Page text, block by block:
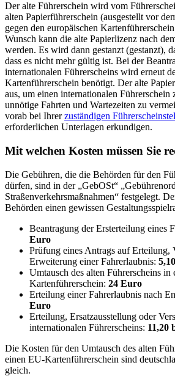
Der alte Führerschein wird vom
alten Papierführerschein (ausgestellt vor
gegen den europäischen
Wunsch kann die alte Papierlizenz nach
werden. Es wird dann gestanzt (gestanzt),
dass es nicht mehr gültig ist. Bei der
internationalen Führerscheins wird erneut
Kartenführerschein benötigt. Der alte
aus, um einen internationalen Führerschein
unnötige Fahrten und Wartezeiten zu
vorab bei Ihrerzuständigen
erforderlichen Unterlagen erkundigen.
Mit welchen Kosten müssen Sie
Die Gebühren, die die Behörden für den
dürfen, sind in der „GebOSt“
Straßenverkehrsmaßnahmen“ festgelegt.
Behörden einen gewissen
Beantragung der Ersterteilung eines
Euro
Prüfung eines Antrags auf Erteilung,
Erweiterung einer Fahrerlaubnis:
Umtausch des alten Führerscheins in
Kartenführerschein: 24 Euro
Erteilung einer Fahrerlaubnis nach
Euro
Erteilung, Ersatzausstellung oder
internationalen Führerscheins: 11,20
Die Kosten für den Umtausch des alten
einen EU-Kartenführerschein sind
gleich.